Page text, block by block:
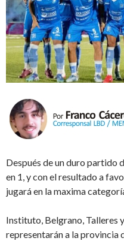
Después de un duro partido
en 1, y con el resultado a
jugará en la maxima
Instituto, Belgrano, Talleres
representarán a la provincia